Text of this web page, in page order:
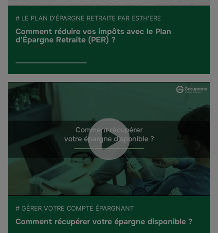
# LE PLAN D'ÉPARGNE RETRAITE PAR ESTH'ERE
Comment réduire vos impôts avec le Plan
d'Épargne Retraite (PER) ?
# GÉRER VOTRE COMPTE ÉPARGNANT
Comment récupérer votre épargne disponible ?